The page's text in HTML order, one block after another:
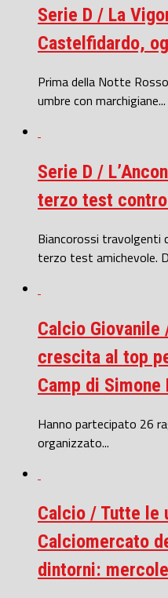
Serie D / La
Castelfidardo,
Prima della Notte
umbre con marchigiane...
Serie D /
terzo test contro
Biancorossi travolgenti
terzo test amichevole.
Calcio
crescita al top
Camp di Simone
Hanno partecipato 26
organizzato...
Calcio / Tutte le
Calciomercato
dintorni: